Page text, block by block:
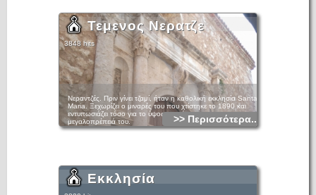
Τεμενος Νερατζε
3848 hits
Νεραντζές. Πριν γίνει τζαμί, ήταν η καθολική εκκλησία Santa
Maria. Ξεχωρίζει ο μιναρές του που χτίστηκε το 1890 και
εντυπωσιάζει τόσο για το ύψος του, όσο και για τη
μεγαλοπρέπειά του.
>> Περισσότερα...
Εκκλησία